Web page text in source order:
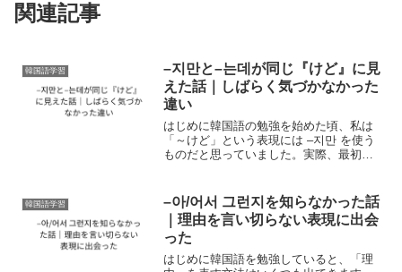
関連記事
韓国語学習
–지만と–는데が同じ『けど』に見
えた話｜しばらく気づかなかった
違い
はじめに韓国語の勉強を始めた頃、私は
「～けど」という表現には –지만 を使う
ものだと思っていました。実際、最初に
요.（疲れているけど勉強しました）비가
오지만 나...
韓国語学習
–아/어서 그런지を知らなかった話
｜理由を言い切らない表現に出会
った
はじめに韓国語を勉強していると、「理